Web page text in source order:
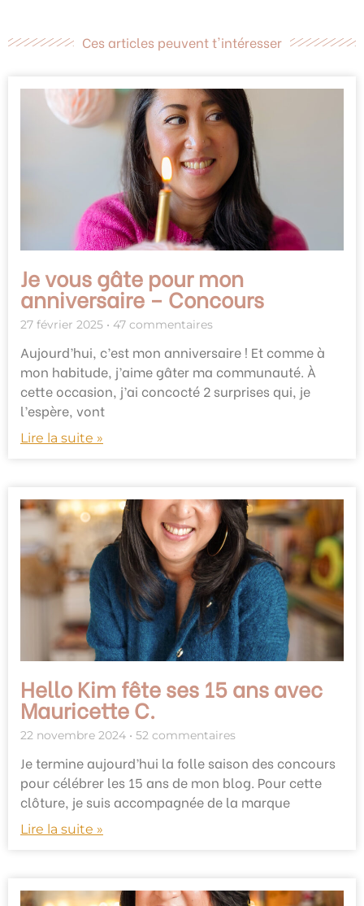
Ces articles peuvent t'intéresser
Je vous gâte pour mon
anniversaire – Concours
27 février 2025 47 commentaires
Aujourd’hui, c’est mon anniversaire ! Et comme à
mon habitude, j’aime gâter ma communauté. À
cette occasion, j’ai concocté 2 surprises qui, je
l’espère, vont
Lire la suite »
Hello Kim fête ses 15 ans avec
Mauricette C.
22 novembre 2024 52 commentaires
Je termine aujourd’hui la folle saison des concours
pour célébrer les 15 ans de mon blog. Pour cette
clôture, je suis accompagnée de la marque
Lire la suite »